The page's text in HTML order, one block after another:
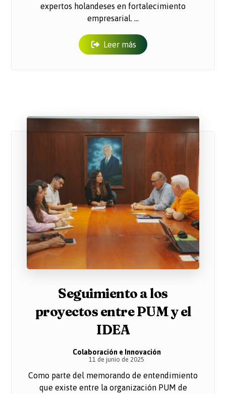
expertos holandeses en fortalecimiento
empresarial. ...
Leer más
Seguimiento a los
proyectos entre PUM y el
IDEA
Colaboración e Innovación
11 de junio de 2025
Como parte del memorando de entendimiento
que existe entre la organización PUM de